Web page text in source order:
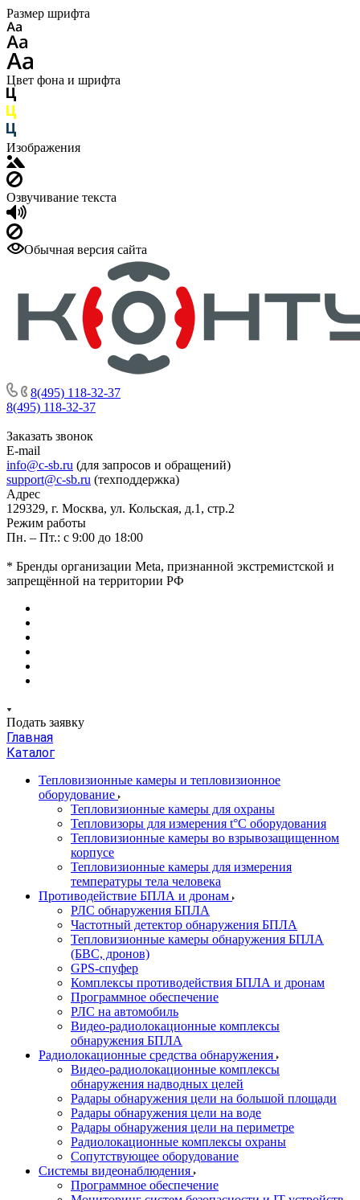
Размер шрифта
Цвет фона и шрифта
Изображения
Озвучивание текста
Обычная версия сайта
8(495) 118-32-37
8(495) 118-32-37
Заказать звонок
E-mail
info@c-sb.ru (для запросов и обращений)
support@c-sb.ru (техподдержка)
Адрес
129329, г. Москва, ул. Кольская, д.1, стр.2
Режим работы
Пн. – Пт.: с 9:00 до 18:00
* Бренды организации Meta, признанной экстремистской и
запрещённой на территории РФ
Подать заявку
Главная
Каталог
Тепловизионные камеры и тепловизионное
оборудование
Тепловизионные камеры для охраны
Тепловизоры для измерения t°С оборудования
Тепловизионные камеры во взрывозащищенном
корпусе
Тепловизионные камеры для измерения
температуры тела человека
Противодействие БПЛА и дронам
РЛС обнаружения БПЛА
Частотный детектор обнаружения БПЛА
Тепловизионные камеры обнаружения БПЛА
(БВС, дронов)
GPS-спуфер
Комплексы противодействия БПЛА и дронам
Программное обеспечение
РЛС на автомобиль
Видео-радиолокационные комплексы
обнаружения БПЛА
Радиолокационные средства обнаружения
Видео-радиолокационные комплексы
обнаружения надводных целей
Радары обнаружения цели на большой площади
Радары обнаружения цели на воде
Радары обнаружения цели на периметре
Радиолокационные комплексы охраны
Сопутствующее оборудование
Системы видеонаблюдения
Программное обеспечение